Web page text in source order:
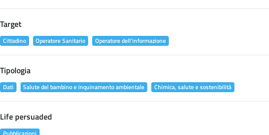
Target
Cittadino Operatore Sanitario Operatore dell'informazione
Tipologia
Dati Salute del bambino e inquinamento ambientale Chimica, salute e sostenibilità
Life persuaded
Pubblicazioni